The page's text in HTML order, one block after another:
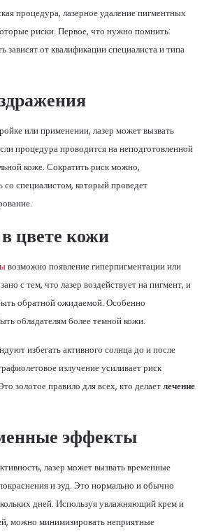
процедура, лазерное удаление пигментных
риски. Первое, что нужно помнить:
зависят от квалификации специалиста и типа
или применении, лазер может вызвать
процедура проводится на неподготовленной
коже. Сократить риск можно,
со специалистом, который проведет
цвете кожи
возможно появление гиперпигментации или
с тем, что лазер воздействует на пигмент, и
обратной ожидаемой. Особенно
обладателям более темной кожи.
избегать активного солнца до и после
излучение усиливает риск
золотое правило для всех, кто делаетлечение
эффекты
лазер может вызвать временные
и зуд. Это нормально и обычно
дней. Используя увлажняющий крем и
можно минимизировать неприятные